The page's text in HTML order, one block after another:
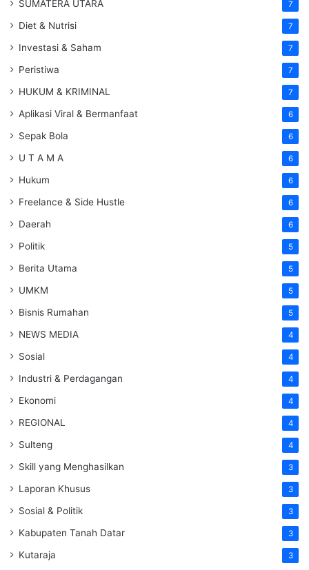
SUMATERA UTARA 7
Diet & Nutrisi 7
Investasi & Saham 7
Peristiwa 7
HUKUM & KRIMINAL 7
Aplikasi Viral & Bermanfaat 6
Sepak Bola 6
U T A M A 6
Hukum 6
Freelance & Side Hustle 6
Daerah 6
Politik 5
Berita Utama 5
UMKM 5
Bisnis Rumahan 5
NEWS MEDIA 4
Sosial 4
Industri & Perdagangan 4
Ekonomi 4
REGIONAL 4
Sulteng 4
Skill yang Menghasilkan 3
Laporan Khusus 3
Sosial & Politik 3
Kabupaten Tanah Datar 3
Kutaraja 3